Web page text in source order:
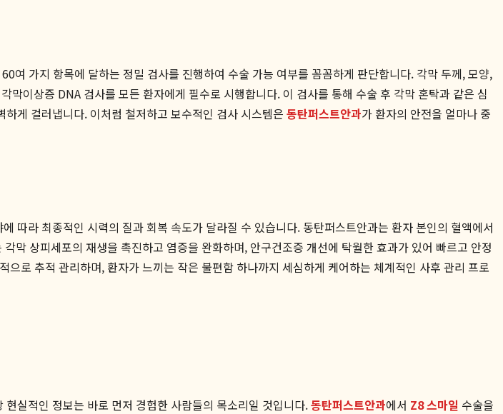
여 가지 항목에 달하는 정밀 검사를 진행하여 수술 가능 여부를 꼼꼼하게 판단합니다. 각막 두께, 모양,
이상증 DNA 검사를 모든 환자에게 필수로 시행합니다. 이 검사를 통해 수술 후 각막 혼탁과 같은 심
게 걸러냅니다. 이처럼 철저하고 보수적인 검사 시스템은 동탄퍼스트안과가 환자의 안전을 얼마나 중
따라 최종적인 시력의 질과 회복 속도가 달라질 수 있습니다. 동탄퍼스트안과는 환자 본인의 혈액에서
막 상피세포의 재생을 촉진하고 염증을 완화하며, 안구건조증 개선에 탁월한 효과가 있어 빠르고 안정
로 추적 관리하며, 환자가 느끼는 작은 불편함 하나까지 세심하게 케어하는 체계적인 사후 관리 프로
실적인 정보는 바로 먼저 경험한 사람들의 목소리일 것입니다.동탄퍼스트안과에서 Z8 스마일 수술을